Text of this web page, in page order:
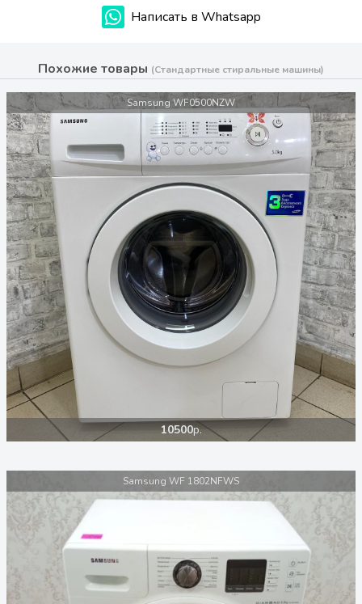
Написать в Whatsapp
Похожие товары (Стандартные стиральные машины)
Samsung WF0500NZW
10500р.
Samsung WF 1802NFWS